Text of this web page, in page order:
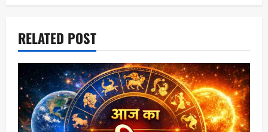
i
o
n
RELATED POST